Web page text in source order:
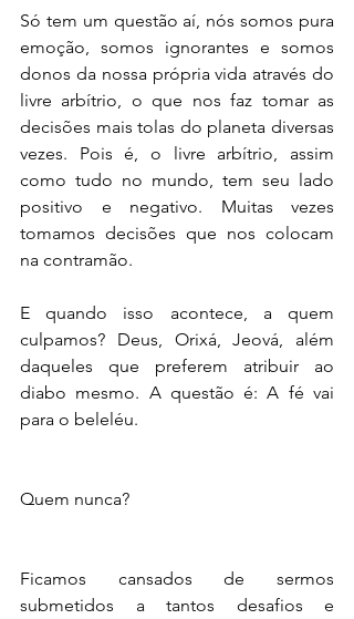
Só tem um questão aí, nós somos pura
emoção, somos ignorantes e somos
donos da nossa própria vida através do
livre arbítrio, o que nos faz tomar as
decisões mais tolas do planeta diversas
vezes. Pois é, o livre arbítrio, assim
como tudo no mundo, tem seu lado
positivo e negativo. Muitas vezes
tomamos decisões que nos colocam
na contramão.
E quando isso acontece, a quem
culpamos? Deus, Orixá, Jeová, além
daqueles que preferem atribuir ao
diabo mesmo. A questão é: A fé vai
para o beleléu.
Quem nunca?
Ficamos cansados de sermos
submetidos a tantos desafios e